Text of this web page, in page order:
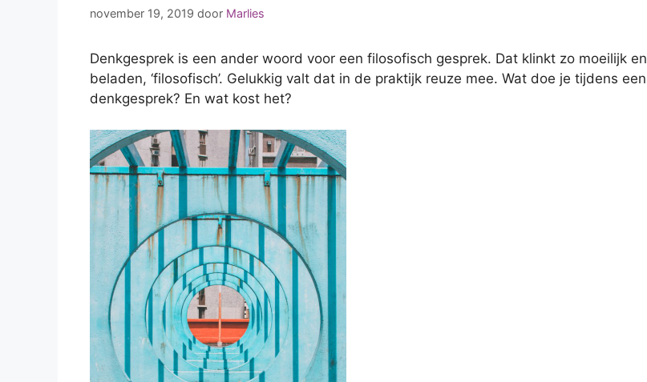
november 19, 2019 door Marlies
Denkgesprek is een ander woord voor een filosofisch gesprek. Dat klinkt zo moeilijk en
beladen, ‘filosofisch’. Gelukkig valt dat in de praktijk reuze mee. Wat doe je tijdens een
denkgesprek? En wat kost het?